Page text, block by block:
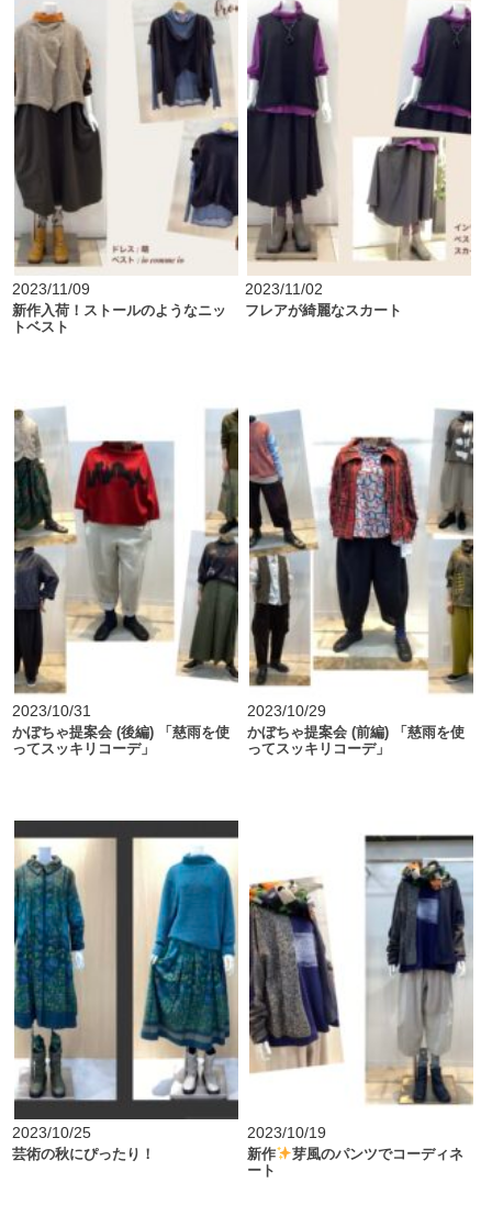
2023/11/09
新作入荷！ストールのようなニッ
トベスト
2023/11/02
フレアが綺麗なスカート
2023/10/31
かぼちゃ提案会 (後編) 「慈雨を使
ってスッキリコーデ」
2023/10/29
かぼちゃ提案会 (前編) 「慈雨を使
ってスッキリコーデ」
2023/10/25
芸術の秋にぴったり！
2023/10/19
新作
芽風のパンツでコーディネ
ート